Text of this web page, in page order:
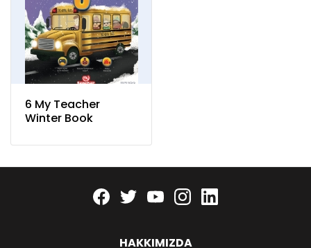
6 My Teacher
Winter Book
Facebook
twitteryoutubeinstagram
HAKKIMIZDA